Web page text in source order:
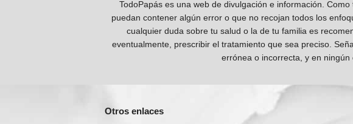
TodoPapás es una web de divulgación e información.
puedan contener algún error o que no recojan todos los
cualquier duda sobre tu salud o la de tu familia es
eventualmente, prescribir el tratamiento que sea preciso.
errónea o incorrecta, y en
Otros enlaces